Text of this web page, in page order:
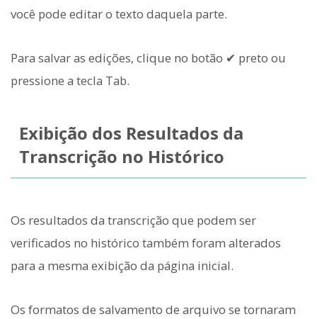
você pode editar o texto daquela parte.
Para salvar as edições, clique no botão ✔ preto ou
pressione a tecla Tab.
Exibição dos Resultados da
Transcrição no Histórico
Os resultados da transcrição que podem ser
verificados no histórico também foram alterados
para a mesma exibição da página inicial.
Os formatos de salvamento de arquivo se tornaram